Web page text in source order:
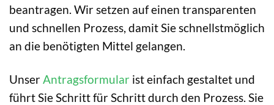
beantragen. Wir setzen auf einen transparenten
und schnellen Prozess, damit Sie schnellstmöglich
an die benötigten Mittel gelangen.
UnserAntragsformular ist einfach gestaltet und
führt Sie Schritt für Schritt durch den Prozess. Sie